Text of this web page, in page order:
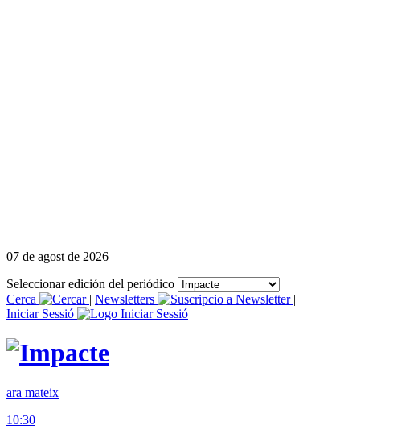
07 de agost de 2026
Seleccionar edición del periódico
Cerca
| Newsletters
|
Iniciar Sessió
ara mateix
10:30